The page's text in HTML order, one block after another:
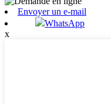
Envoyer un e-mail
WhatsApp
x